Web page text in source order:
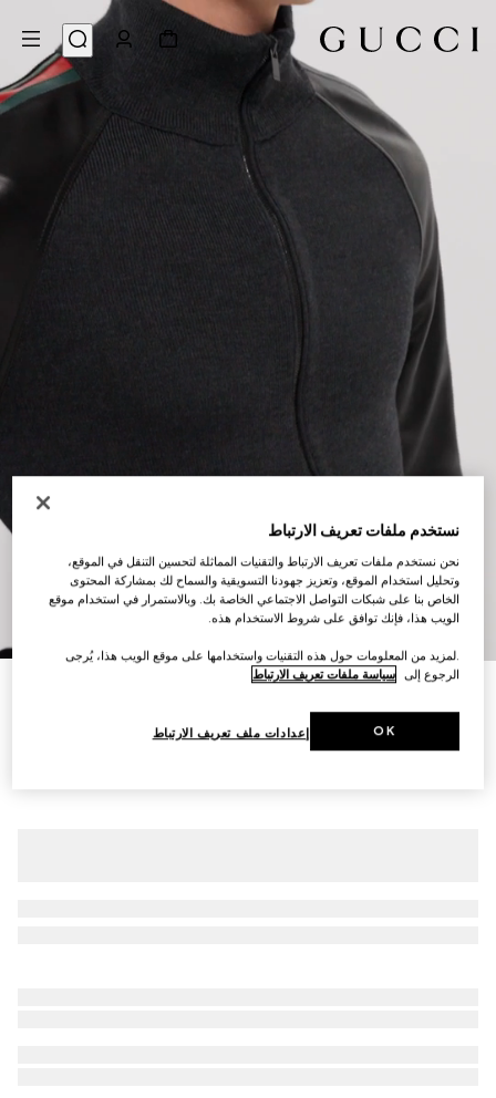
/
7
جاكيت مزوّد بسحّاب من صوف مضلّع ناعم مع ويب
€ 3.365
نستخدم ملفات تعريف الارتباط
نحن نستخدم ملفات تعريف الارتباط والتقنيات المماثلة لتحسين التنقل في الموقع،
وتحليل استخدام الموقع، وتعزيز جهودنا التسويقية والسماح لك بمشاركة المحتوى
الخاص بنا على شبكات التواصل الاجتماعي الخاصة بك. وبالاستمرار في استخدام موقع
الويب هذا، فإنك توافق على شروط الاستخدام هذه.
.لمزيد من المعلومات حول هذه التقنيات واستخدامها على موقع الويب هذا، يُرجى
الرجوع إلى سياسة ملفات تعريف الارتباط
إعدادات ملف تعريف الارتباط OK